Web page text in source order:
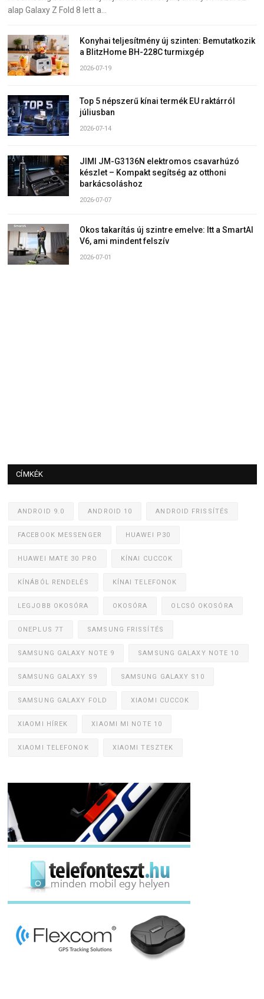
alap Galaxy Z Fold 8 lett a…
Konyhai teljesítmény új szinten: Bemutatkozik
a BlitzHome BH-228C turmixgép
2026-07-19
Top 5 népszerű kínai termék EU raktárról
júliusban
2026-07-14
JIMI JM-G3136N elektromos csavarhúzó
készlet – Kompakt segítség az otthoni
barkácsoláshoz
2026-07-07
Okos takarítás új szintre emelve: Itt a SmartAI
V6, ami mindent felszív
2026-07-01
CÍMKÉK
ANDROID 9.0 ANDROID 10 ANDROID FRISSÍTÉS
FACEBOOK MESSENGER HUAWEI P30
HUAWEI MATE 30 PRO KÍNAI CUCCOK
KÍNÁBÓL RENDELÉS KÍNAI TELEFONOK
LEGJOBB OKOSÓRA OKOSÓRA OLCSÓ OKOSÓRA
ONEPLUS 7T SAMSUNG FRISSÍTÉS
SAMSUNG GALAXY NOTE 9 SAMSUNG GALAXY NOTE 10
SAMSUNG GALAXY S9 SAMSUNG GALAXY S10
SAMSUNG GALAXY FOLD XIAOMI CUCCOK
XIAOMI HÍREK XIAOMI MI NOTE 10
XIAOMI TELEFONOK XIAOMI TESZTEK